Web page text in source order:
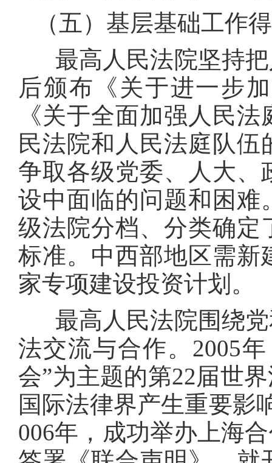
（五）基层基础工作
最高人民法院坚持把
后颁布《关于进一步
《关于全面加强人民
民法院和人民法庭队
争取各级党委、人大
设中面临的问题和困难
级法院分档、分类确定
标准。中西部地区需新
家专项建设投资计划。
最高人民法院围绕党
法交流与合作。2005
会”为主题的第22届世
国际法律界产生重要影
006年，成功举办上海